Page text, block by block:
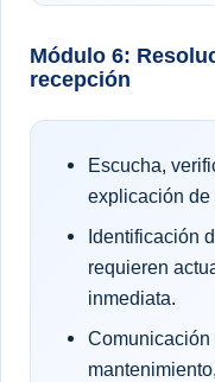
Módulo 6:
recepción
Escucha,
explicación
Identificación
requieren
inmediata.
Comunicación